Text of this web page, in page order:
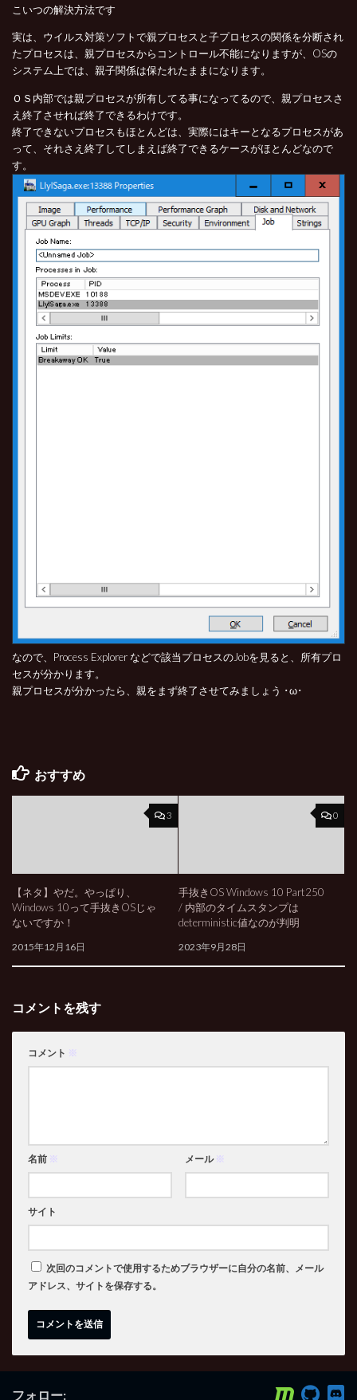
こいつの解決方法です
実は、ウイルス対策ソフトで親プロセスと子プロセスの関係を分断され
たプロセスは、親プロセスからコントロール不能になりますが、OSの
システム上では、親子関係は保たれたままになります。
ＯＳ内部では親プロセスが所有してる事になってるので、親プロセスさ
え終了させれば終了できるわけです。
終了できないプロセスもほとんどは、実際にはキーとなるプロセスがあ
って、それさえ終了してしまえば終了できるケースがほとんどなので
す。
なので、Process Explorer などで該当プロセスのJobを見ると、所有プロ
セスが分かります。
親プロセスが分かったら、親をまず終了させてみましょう ･ω･
おすすめ
3
【ネタ】やだ。やっぱり、
Windows 10って手抜きOSじゃ
ないですか！
2015年12月16日
0
手抜きOS Windows 10 Part250
/ 内部のタイムスタンプは
deterministic値なのが判明
2023年9月28日
コメントを残す
コメント ※
名前 ※ メール ※
サイト
次回のコメントで使用するためブラウザーに自分の名前、メール
アドレス、サイトを保存する。
フォロー: